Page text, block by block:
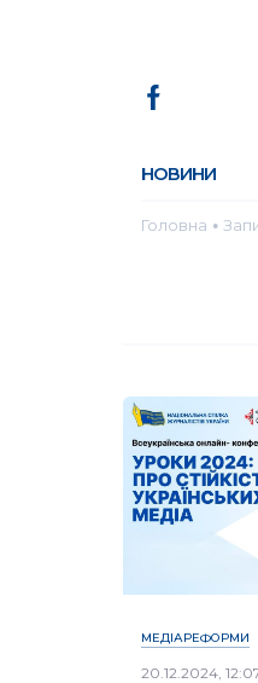
НОВИНИ
Головна ●
МЕДІАРЕФОРМИ
20.12.2024,